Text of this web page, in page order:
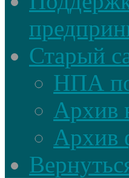
Старый
НПА по
Архив
Архив